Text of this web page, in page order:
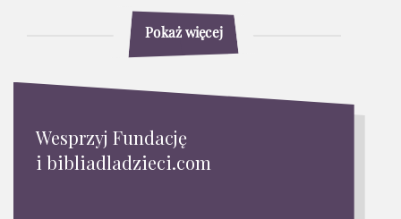
Pokaż więcej
Wesprzyj Fundację
i bibliadladzieci.com